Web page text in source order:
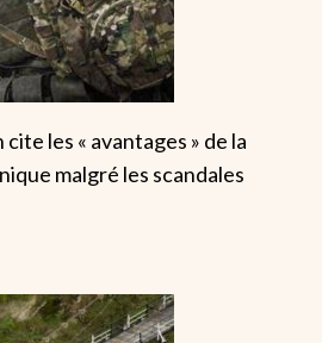
les « avantages » de la
malgré les scandales